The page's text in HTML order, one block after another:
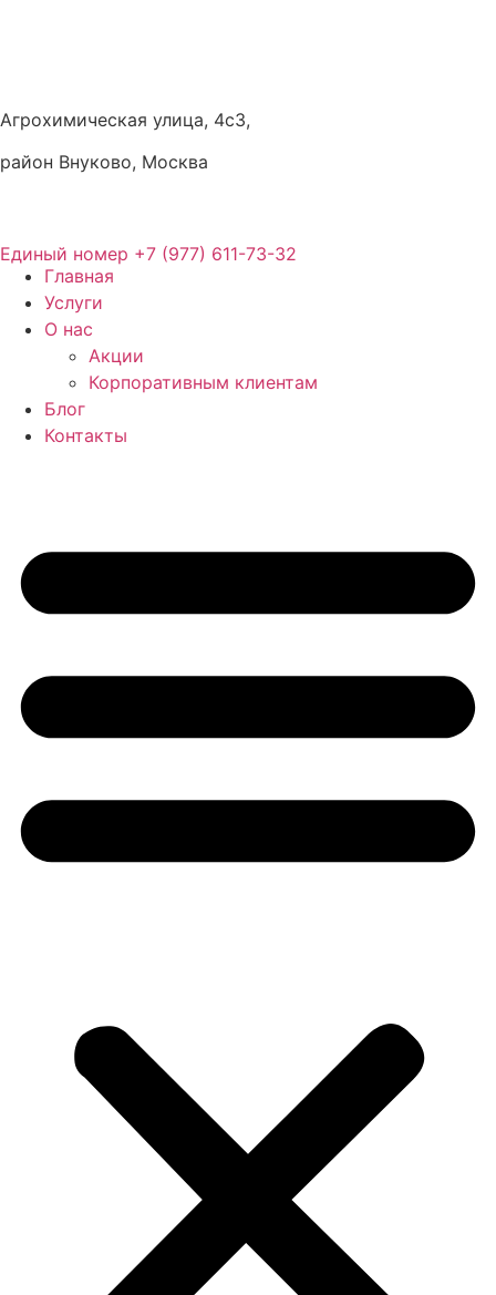
Агрохимическая улица, 4с3,
район Внуково, Москва
Единый номер +7 (977) 611-73-32
Главная
Услуги
О нас
Акции
Корпоративным клиентам
Блог
Контакты